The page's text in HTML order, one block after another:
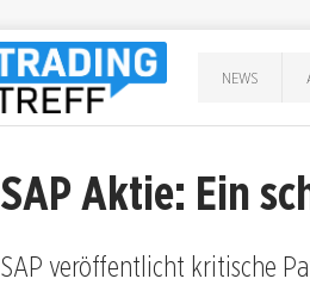
NEWS
SAP Aktie: Ein
SAP veröffentlicht kritische